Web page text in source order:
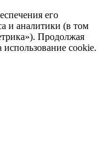
его
и аналитики (в том
Продолжая
использование cookie.